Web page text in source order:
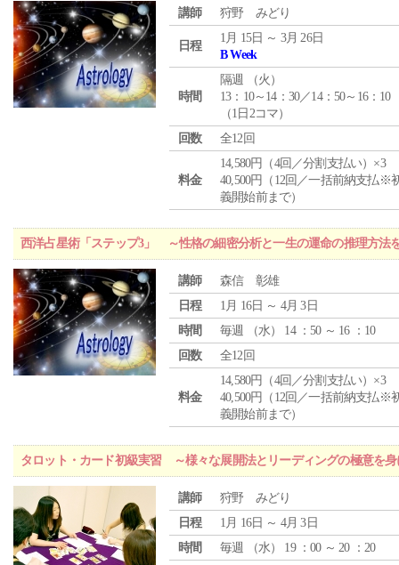
講師 狩野 みどり
日程
1月 15日 ～ 3月 26日
B Week
時間
隔週 （火 ）
13：10～14：30／14：50～16：10
（1日2コマ）
回数
全12回
料金
14,580円（4回／分割支払い）×3
40,500円（12回／一括前納支払※
義開始前まで）
西洋占星術「ステップ3」 ～性格の細密分析と一生の運命の推理方法
講師
森信 彰雄
日程
1月 16日 ～ 4月 3日
時間
毎週 （水） 14 ：50 ～ 16 ：10
回数
全12回
料金
14,580円（4回／分割支払い）×3
40,500円（12回／一括前納支払※
義開始前まで）
タロット・カード初級実習 ～様々な展開法とリーディングの極意を身
講師
狩野 みどり
日程
1月 16日 ～ 4月 3日
時間
毎週 （水） 19 ：00 ～ 20 ：20